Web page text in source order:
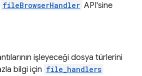
fileBrowserHandler API'sine
işleyeceği dosya türlerini
bilgi için file_handlers